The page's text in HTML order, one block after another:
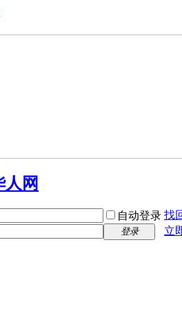
自动登录 找
登录
立